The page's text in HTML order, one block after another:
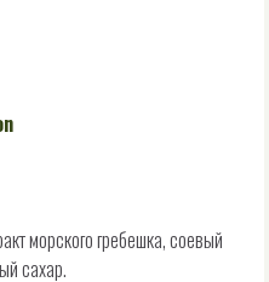
морского гребешка, соевый
сахар.